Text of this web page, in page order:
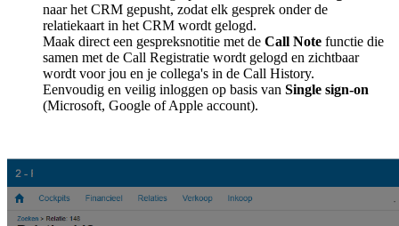
naar het CRM gepusht, zodat elk gesprek onder de
relatiekaart in het CRM wordt gelogd.
Maak direct een gespreksnotitie met de Call Note functie die
samen met de Call Registratie wordt gelogd en zichtbaar
wordt voor jou en je collega's in de Call History.
Eenvoudig en veilig inloggen op basis van Single sign-on
(Microsoft, Google of Apple account).